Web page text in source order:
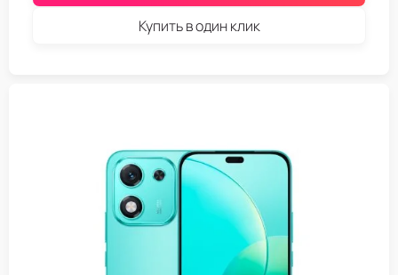
Купить в один клик